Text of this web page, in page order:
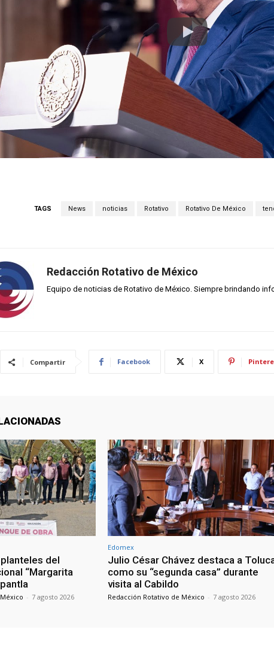
TAGS News noticias Rotativo Rotativo De México
Redacción Rotativo de México
Equipo de noticias de Rotativo de México. Siempre brindando
Compartir Facebook X
del
“Margarita
- 7 agosto 2026
Edomex
Julio César Chávez destaca a
como su “segunda casa” durante
visita al Cabildo
Redacción Rotativo de México - 7 agosto 2026